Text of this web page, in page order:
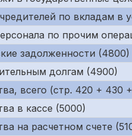
по вкладам в
по прочим
задолженности (4800)
долгам (4900)
всего (стр. 420 + 430
в кассе (5000)
на расчетном счете